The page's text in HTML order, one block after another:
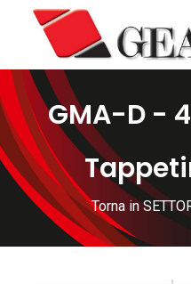
HOME
AZIENDA
KNOW-HOW
I NOSTRI SETTORI
GMA-D -
Torna in